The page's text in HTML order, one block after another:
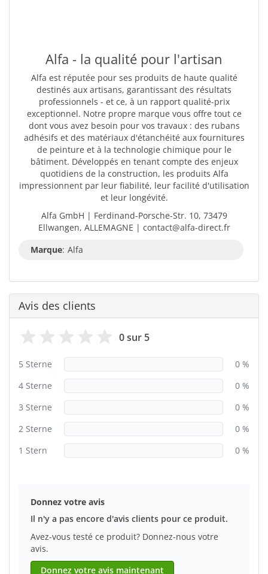
Alfa - la qualité pour l'artisan
Alfa est réputée pour ses produits de haute qualité
destinés aux artisans, garantissant des résultats
professionnels - et ce, à un rapport qualité-prix
exceptionnel. Notre propre marque vous offre tout ce
dont vous avez besoin pour vos travaux : des rubans
adhésifs et des matériaux d'étanchéité aux fournitures
de peinture et à la technologie chimique pour le
bâtiment. Développés en tenant compte des enjeux
quotidiens de la construction, les produits Alfa
impressionnent par leur fiabilité, leur facilité d'utilisation
et leur longévité.
Alfa GmbH | Ferdinand-Porsche-Str. 10, 73479
Ellwangen, ALLEMAGNE | contact@alfa-direct.fr
Marque: Alfa
Avis des clients
0 sur 5
5 Sterne
0 %
4 Sterne
0 %
3 Sterne
0 %
2 Sterne
0 %
1 Stern
0 %
Donnez votre avis
Il n'y a pas encore d'avis clients pour ce produit.
Avez-vous testé ce produit? Donnez-nous votre
avis.
Donnez votre avis maintenant